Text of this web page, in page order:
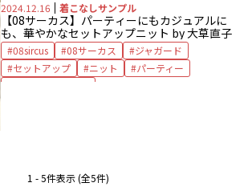
2024.12.16 着こなしサンプル
【08サーカス】パーティーにもカジュアルに
も、華やかなセットアップニット by 大草直子
08sircus 08サーカス
ジャガード
セットアップ
ニット
パーティー
1 - 5件表示 (全5件)